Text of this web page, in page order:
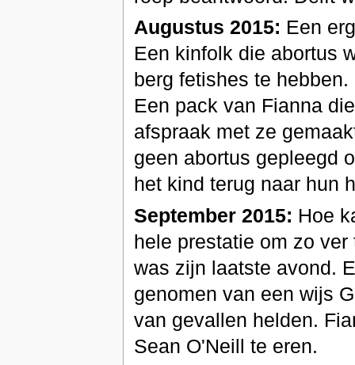
Augustus 2015: Een
Een kinfolk die abortus
berg fetishes te
Een pack van Fianna
afspraak met ze
geen abortus gepleegd
het kind terug naar hun
September 2015: Hoe
hele prestatie om zo
was zijn laatste avond.
genomen van een wijs
van gevallen helden.
Sean O'Neill te eren.